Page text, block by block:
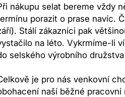
nákupu selat bereme vždy
porazit o prase navíc.
Stálí zákazníci pak
na léto. Vykrmíme-li
selského výrobního
je pro nás venkovní
naší běžné